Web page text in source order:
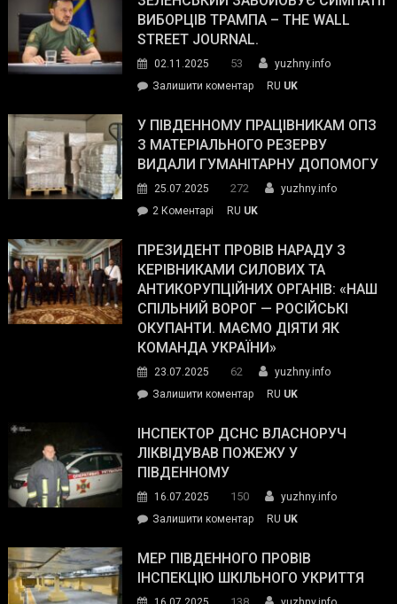
ВИБОРЦІВ ТРАМПА – THE WALL
STREET JOURNAL.
02.11.2025 53
yuzhny.info
Залишити коментарon
завойовує
симпатії
виборців
The
Street
Journal.
RU UK
У ПІВДЕННОМУ ПРАЦІВНИКАМ ОПЗ
З МАТЕРІАЛЬНОГО РЕЗЕРВУ
ВИДАЛИ ГУМАНІТАРНУ ДОПОМОГУ
25.07.2025 272
yuzhny.info
2 Коментарі
Південному
працівникам
ОПЗ
з
матеріального
резерву
гуманітарну
допомогу
RU UK
ПРЕЗИДЕНТ ПРОВІВ НАРАДУ З
КЕРІВНИКАМИ СИЛОВИХ ТА
АНТИКОРУПЦІЙНИХ ОРГАНІВ: «НАШ
СПІЛЬНИЙ ВОРОГ — РОСІЙСЬКІ
ОКУПАНТИ. МАЄМО ДІЯТИ ЯК
КОМАНДА УКРАЇНИ»
23.07.2025 62
yuzhny.info
Залишити коментарon
провів
нараду
силових
та
органів:
«Наш
спільний
RU UK
ІНСПЕКТОР ДСНС ВЛАСНОРУЧ
ЛІКВІДУВАВ ПОЖЕЖУ У
ПІВДЕННОМУ
16.07.2025 150
yuzhny.info
Залишити коментарon
ДСНС
власноруч
RU UK
МЕР ПІВДЕННОГО ПРОВІВ
ІНСПЕКЦІЮ ШКІЛЬНОГО УКРИТТЯ